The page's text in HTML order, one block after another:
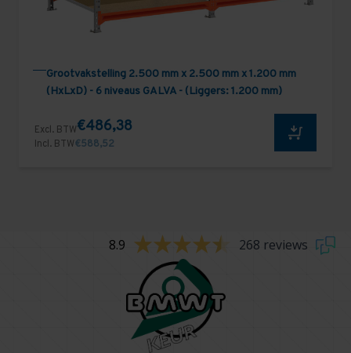
Grootvakstelling 2.500 mm x 2.500 mm x 1.200 mm
(HxLxD) - 6 niveaus GALVA - (Liggers: 1.200 mm)
Excl. BTW€486,38
Incl. BTW€588,52
8.9 268 reviews